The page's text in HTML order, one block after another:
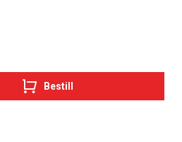
Bestill